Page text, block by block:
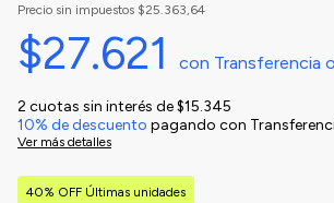
Precio sin impuestos $25.363,64
$27.621 con Transferencia
2 cuotas sin interés de$15.345
10% de descuento pagando con
Ver más detalles
40% OFF Últimas unidades